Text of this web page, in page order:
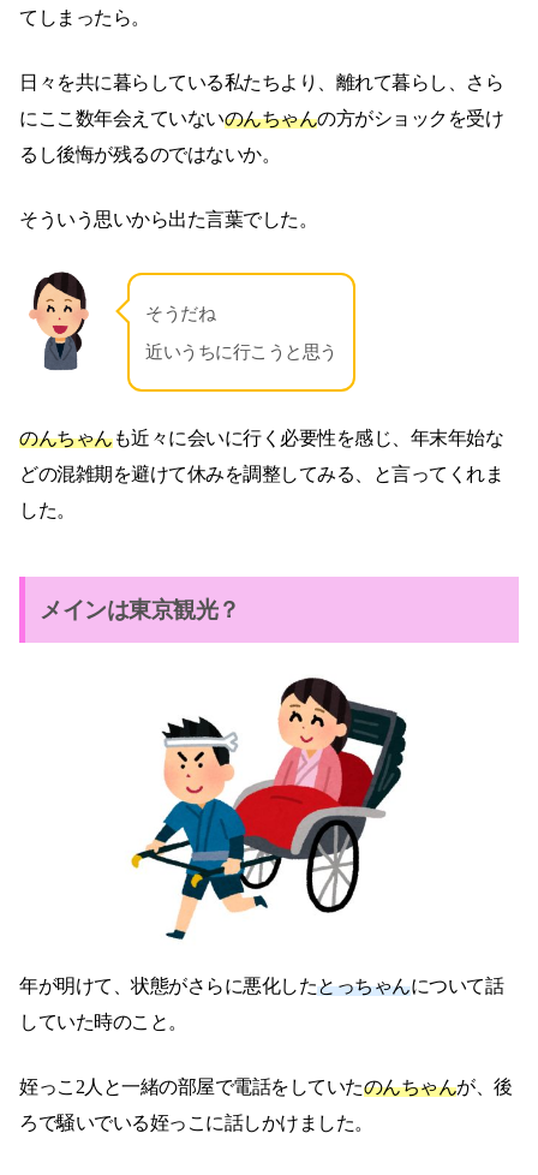
てしまったら。
日々を共に暮らしている私たちより、離れて暮らし、さら
にここ数年会えていないのんちゃんの方がショックを受け
るし後悔が残るのではないか。
そういう思いから出た言葉でした。
そうだね
近いうちに行こうと思う
のんちゃんも近々に会いに行く必要性を感じ、年末年始な
どの混雑期を避けて休みを調整してみる、と言ってくれま
した。
メインは東京観光？
年が明けて、状態がさらに悪化したとっちゃんについて話
していた時のこと。
姪っこ2人と一緒の部屋で電話をしていたのんちゃんが、後
ろで騒いでいる姪っこに話しかけました。